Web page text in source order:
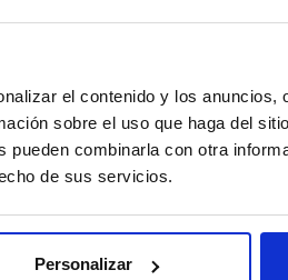
el contenido y los anuncios,
sobre el uso que haga del
combinarla con otra
de sus servicios.
Personalizar
in dieser